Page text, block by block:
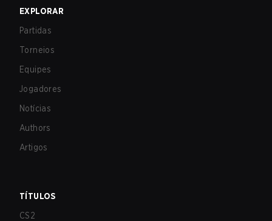
EXPLORAR
Partidas
Torneios
Equipes
Jogadores
Notícias
Authors
Artigos
TÍTULOS
CS2